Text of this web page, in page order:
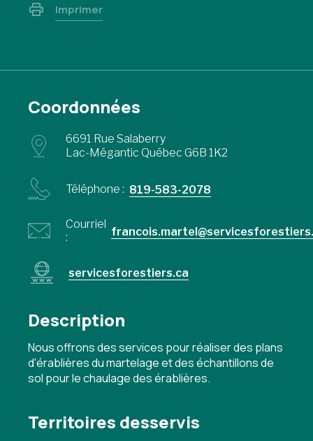
Imprimer
Coordonnées
6691 Rue Salaberry
Lac-Mégantic Québec G6B 1K2
Téléphone : 819-583-2078
Courriel
:
servicesforestiers.ca
Description
Nous offrons des services pour réaliser des plans
d'érablières du martelage et des échantillons de
sol pour le chaulage des érablières.
Territoires desservis